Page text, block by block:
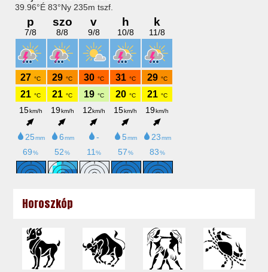
Horoszkóp